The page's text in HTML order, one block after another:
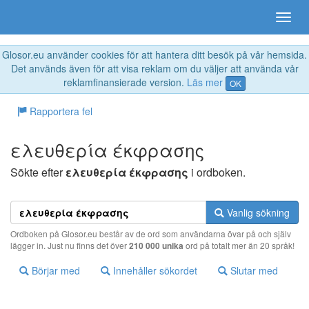
Glosor.eu använder cookies för att hantera ditt besök på vår hemsida.
Det används även för att visa reklam om du väljer att använda vår
reklamfinansierade version. Läs mer OK
Rapportera fel
ελευθερία έκφρασης
Sökte efterελευθερία έκφρασης i ordboken.
Vanlig sökning
Ordboken på Glosor.eu består av de ord som användarna övar på och själv
lägger in. Just nu finns det över210 000 unika ord på totalt mer än 20 språk!
Börjar med Innehåller sökordet Slutar med